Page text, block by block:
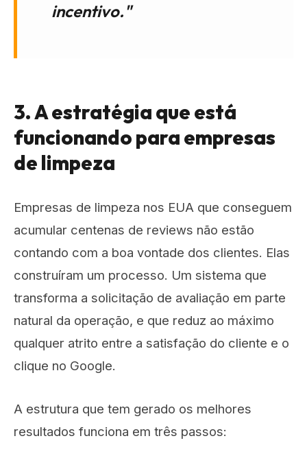
incentivo."
3. A estratégia que está
funcionando para empresas
de limpeza
Empresas de limpeza nos EUA que conseguem
acumular centenas de reviews não estão
contando com a boa vontade dos clientes. Elas
construíram um processo. Um sistema que
transforma a solicitação de avaliação em parte
natural da operação, e que reduz ao máximo
qualquer atrito entre a satisfação do cliente e o
clique no Google.
A estrutura que tem gerado os melhores
resultados funciona em três passos: